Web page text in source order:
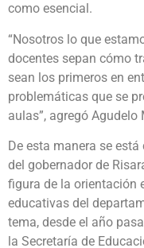
como esencial.
“Nosotros lo que
docentes sepan cómo
sean los primeros en
problemáticas que se
aulas”, agregó Agudelo
De esta manera se
del gobernador de
figura de la orientación
educativas del
tema, desde el año
la Secretaría de